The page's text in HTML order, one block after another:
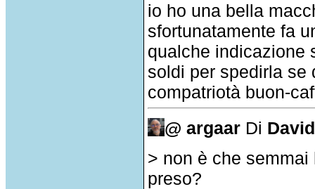
io ho una bella
sfortunatamente fa
qualche indicazione
soldi per spedirla se
compatriotà buon-
@ argaar Di
> non è che
preso?